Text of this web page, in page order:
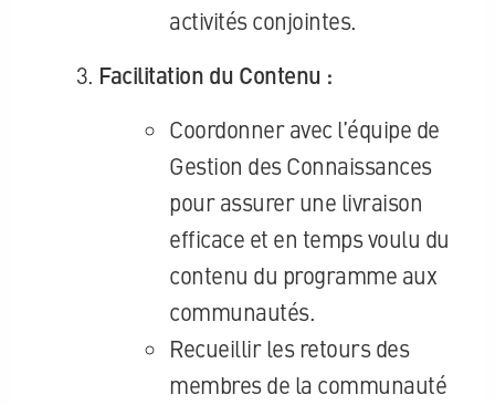
activités conjointes.
Facilitation du Contenu :
Coordonner avec l’équipe de
Gestion des Connaissances
pour assurer une livraison
efficace et en temps voulu du
contenu du programme aux
communautés.
Recueillir les retours des
membres de la communauté